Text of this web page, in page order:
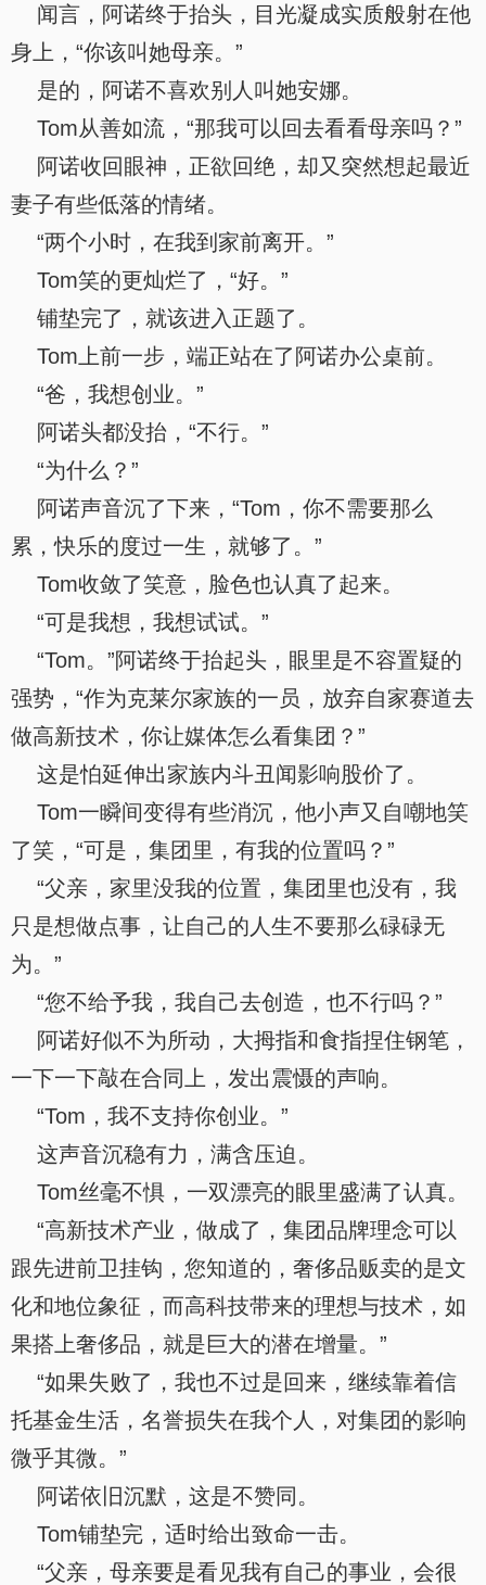
闻言，阿诺终于抬头，目光凝成实质般射在他
身上，“你该叫她母亲。”
是的，阿诺不喜欢别人叫她安娜。
Tom从善如流，“那我可以回去看看母亲吗？”
阿诺收回眼神，正欲回绝，却又突然想起最近
妻子有些低落的情绪。
“两个小时，在我到家前离开。”
Tom笑的更灿烂了，“好。”
铺垫完了，就该进入正题了。
Tom上前一步，端正站在了阿诺办公桌前。
“爸，我想创业。”
阿诺头都没抬，“不行。”
“为什么？”
阿诺声音沉了下来，“Tom，你不需要那么
累，快乐的度过一生，就够了。”
Tom收敛了笑意，脸色也认真了起来。
“可是我想，我想试试。”
“Tom。”阿诺终于抬起头，眼里是不容置疑的
强势，“作为克莱尔家族的一员，放弃自家赛道去
做高新技术，你让媒体怎么看集团？”
这是怕延伸出家族内斗丑闻影响股价了。
Tom一瞬间变得有些消沉，他小声又自嘲地笑
了笑，“可是，集团里，有我的位置吗？”
“父亲，家里没我的位置，集团里也没有，我
只是想做点事，让自己的人生不要那么碌碌无
为。”
“您不给予我，我自己去创造，也不行吗？”
阿诺好似不为所动，大拇指和食指捏住钢笔，
一下一下敲在合同上，发出震慑的声响。
“Tom，我不支持你创业。”
这声音沉稳有力，满含压迫。
Tom丝毫不惧，一双漂亮的眼里盛满了认真。
“高新技术产业，做成了，集团品牌理念可以
跟先进前卫挂钩，您知道的，奢侈品贩卖的是文
化和地位象征，而高科技带来的理想与技术，如
果搭上奢侈品，就是巨大的潜在增量。”
“如果失败了，我也不过是回来，继续靠着信
托基金生活，名誉损失在我个人，对集团的影响
微乎其微。”
阿诺依旧沉默，这是不赞同。
Tom铺垫完，适时给出致命一击。
“父亲，母亲要是看见我有自己的事业，会很